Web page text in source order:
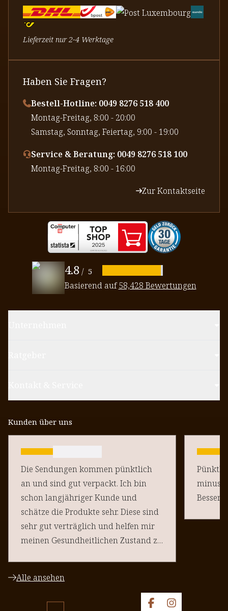
Lieferzeit nur 2-4 Werktage
Haben Sie Fragen?
Bestell-Hotline: 0049 8276 518 400
⁠Montag-Freitag, 8:00 - 20:00
⁠Samstag, Sonntag, Feiertag, 9:00 - 19:00
Service & Beratung: 0049 8276 518 100
⁠Montag-Freitag, 8:00 - 16:00
Zur Kontaktseite
4.8 / 5
Basierend auf58,428 Bewertungen
Kunden über uns
Die Sendungen kommen pünktlich
an und sind gut verpackt. Ich bin
schon langjähriger Kunde und
schätze die Produkte sehr. Diese sind
sehr gut verträglich und helfen mir
meinen Gesundheitlichen Zustand zu
Pünktlich
minus
Alle ansehen